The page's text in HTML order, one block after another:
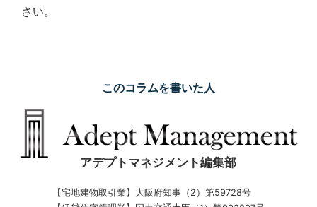
さい。
このコラムを書いた人
アデプトマネジメント編集部
【宅地建物取引業】 大阪府知事（2）第59728号